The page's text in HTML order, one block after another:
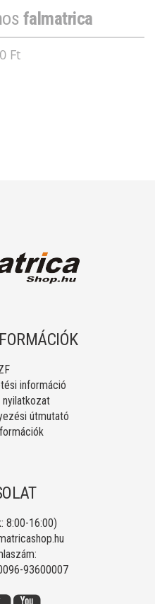
falmatrica
Ft
információ
útmutató
8:00-16:00)
93600007